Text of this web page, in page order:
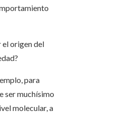
el origen del
para
ser muchísimo
molecular, a